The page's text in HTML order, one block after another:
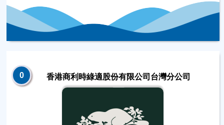
0 香港商利時綠適股份有限公司台灣分公司